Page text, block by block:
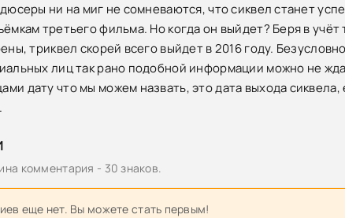
ни на миг не сомневаются, что сиквел станет
третьего фильма. Но когда он выйдет? Беря в
триквел скорей всего выйдет в 2016 году.
лиц так рано подобной информации можно не
дату что мы можем назвать, это дата выхода
комментария - 30 знаков.
еще нет. Вы можете стать первым!